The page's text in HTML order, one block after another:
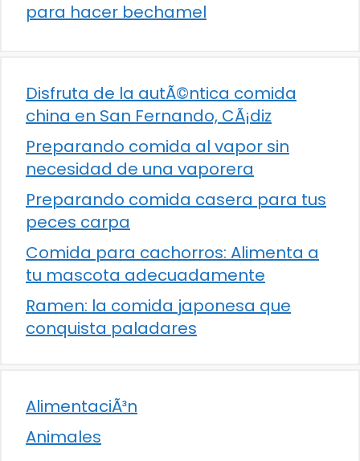
para hacer bechamel
Disfruta de la autÃ©ntica comida
china en San Fernando, CÃ¡diz
Preparando comida al vapor sin
necesidad de una vaporera
Preparando comida casera para tus
peces carpa
Comida para cachorros: Alimenta a
tu mascota adecuadamente
Ramen: la comida japonesa que
conquista paladares
AlimentaciÃ³n
Animales